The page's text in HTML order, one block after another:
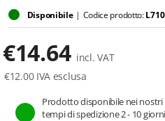
Disponibile | Codice prodotto:L710
€14.64 incl. VAT
€12.00IVA esclusa
Prodotto disponibile nei nostri
tempi di spedizione 2 - 10